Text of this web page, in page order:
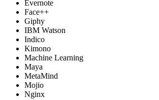
Evernote
Face++
Giphy
IBM Watson
Indico
Kimono
Machine Learning
Maya
MetaMind
Mojio
Nginx